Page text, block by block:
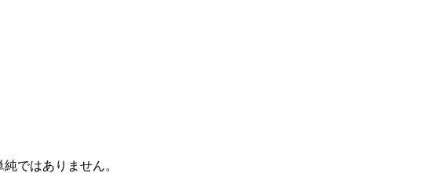
ではありません。